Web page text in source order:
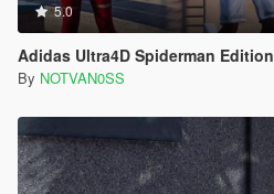
5.0
Adidas Ultra4D Spiderman Edition
By NOTVAN0SS